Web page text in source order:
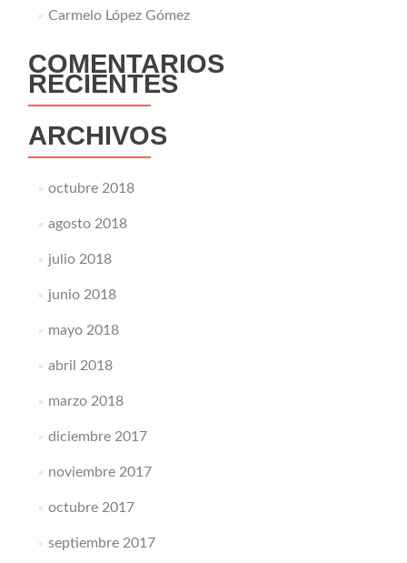
Carmelo López Gómez
COMENTARIOS
RECIENTES
ARCHIVOS
octubre 2018
agosto 2018
julio 2018
junio 2018
mayo 2018
abril 2018
marzo 2018
diciembre 2017
noviembre 2017
octubre 2017
septiembre 2017